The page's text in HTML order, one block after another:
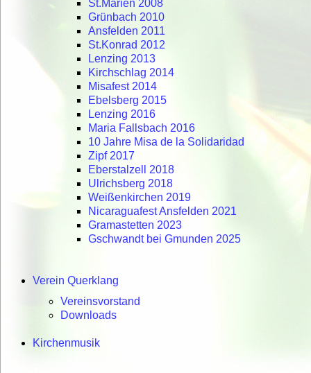
St.Marien 2008
Grünbach 2010
Ansfelden 2011
St.Konrad 2012
Lenzing 2013
Kirchschlag 2014
Misafest 2014
Ebelsberg 2015
Lenzing 2016
Maria Fallsbach 2016
10 Jahre Misa de la Solidaridad
Zipf 2017
Eberstalzell 2018
Ulrichsberg 2018
Weißenkirchen 2019
Nicaraguafest Ansfelden 2021
Gramastetten 2023
Gschwandt bei Gmunden 2025
Verein Querklang
Vereinsvorstand
Downloads
Kirchenmusik